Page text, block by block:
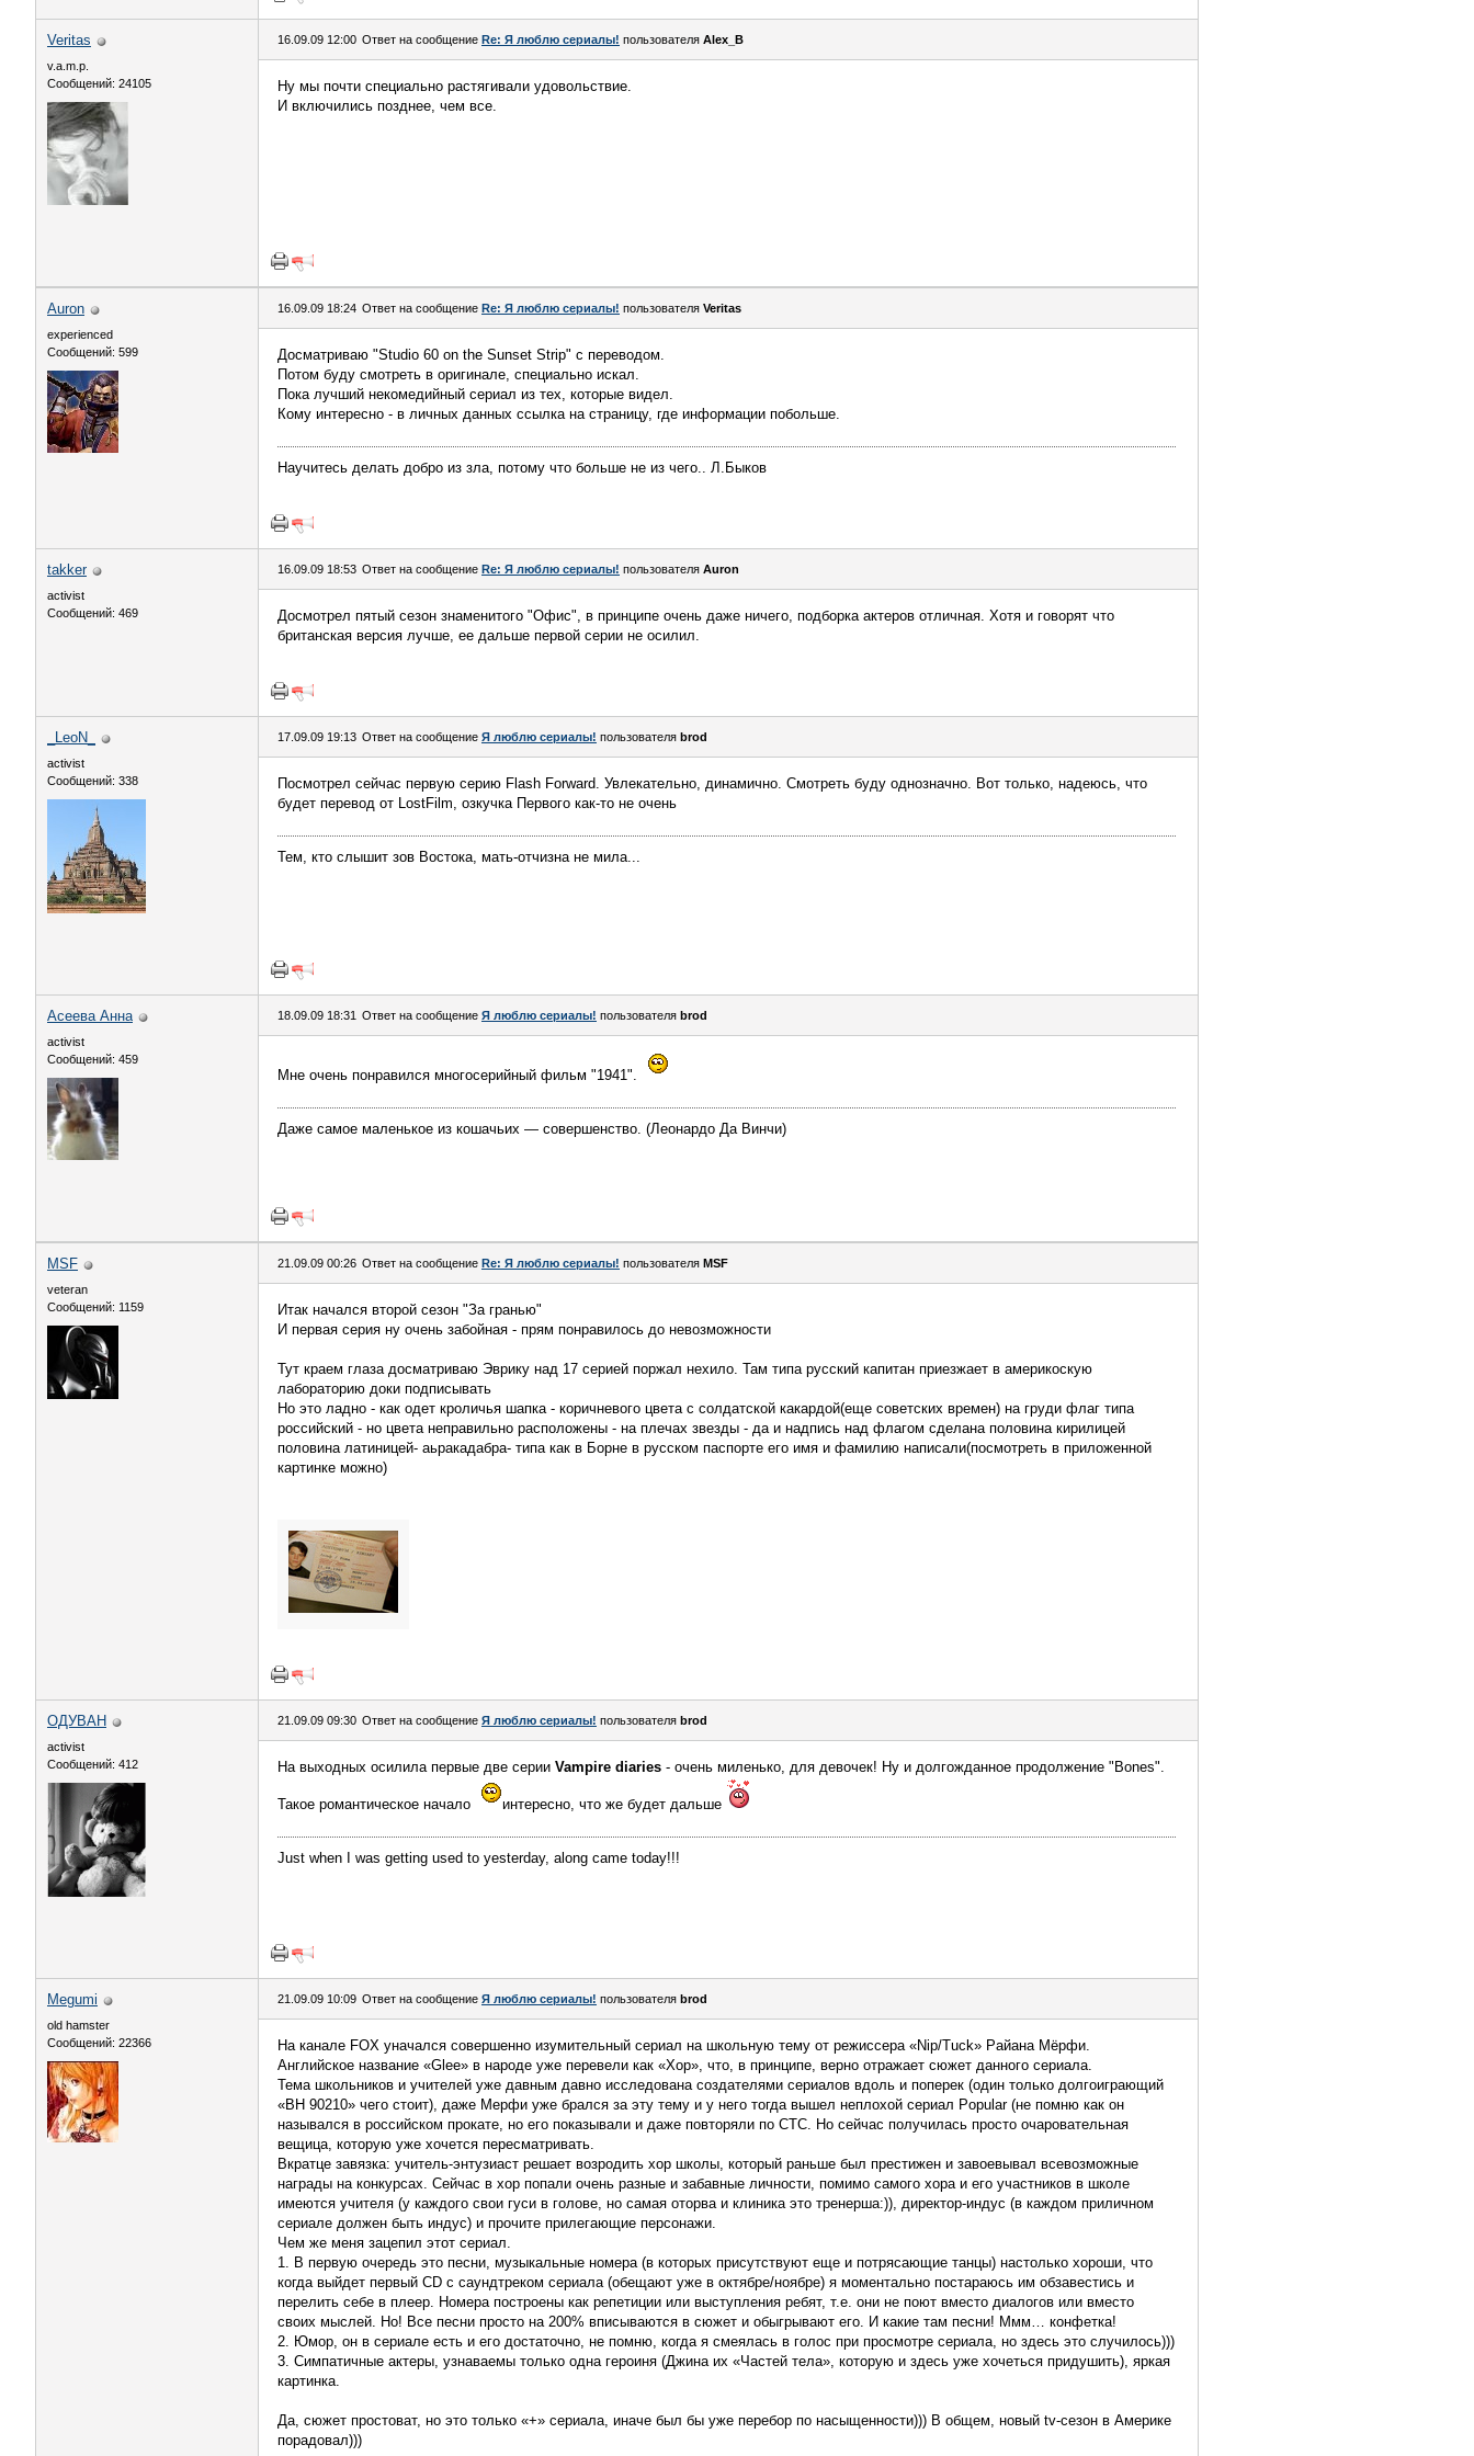
Veritas
v.a.m.p.
Сообщений: 24105
16.09.09 12:00 Ответ на сообщение Re: Я люблю сериалы! пользователя Alex_B
Ну мы почти специально растягивали удовольствие.
И включились позднее, чем все.
Auron
experienced
Сообщений: 599
16.09.09 18:24 Ответ на сообщение Re: Я люблю сериалы! пользователя Veritas
Досматриваю "Studio 60 on the Sunset Strip" с переводом.
Потом буду смотреть в оригинале, специально искал.
Пока лучший некомедийный сериал из тех, которые видел.
Кому интересно - в личных данных ссылка на страницу, где информации побольше.
Научитесь делать добро из зла, потому что больше не из чего.. Л.Быков
takker
activist
Сообщений: 469
16.09.09 18:53 Ответ на сообщение Re: Я люблю сериалы! пользователя Auron
Досмотрел пятый сезон знаменитого "Офис", в принципе очень даже ничего, подборка актеров отличная. Хотя и говорят что
британская версия лучше, ее дальше первой серии не осилил.
_LeoN_
activist
Сообщений: 338
17.09.09 19:13 Ответ на сообщение Я люблю сериалы! пользователя brod
Посмотрел сейчас первую серию Flash Forward. Увлекательно, динамично. Смотреть буду однозначно. Вот только, надеюсь, что
будет перевод от LostFilm, озкучка Первого как-то не очень
Тем, кто слышит зов Востока, мать-отчизна не мила...
Асеева Анна
activist
Сообщений: 459
18.09.09 18:31 Ответ на сообщение Я люблю сериалы! пользователя brod
Мне очень понравился многосерийный фильм "1941".
Даже самое маленькое из кошачьих — совершенство. (Леонардо Да Винчи)
MSF
veteran
Сообщений: 1159
21.09.09 00:26 Ответ на сообщение Re: Я люблю сериалы! пользователя MSF
Итак начался второй сезон "За гранью"
И первая серия ну очень забойная - прям понравилось до невозможности
Тут краем глаза досматриваю Эврику над 17 серией поржал нехило. Там типа русский капитан приезжает в америкоскую
лабораторию доки подписывать
Но это ладно - как одет кроличья шапка - коричневого цвета с солдатской какардой(еще советских времен) на груди флаг типа
российский - но цвета неправильно расположены - на плечах звезды - да и надпись над флагом сделана половина кирилицей
половина латиницей- аьракадабра- типа как в Борне в русском паспорте его имя и фамилию написали(посмотреть в приложенной
картинке можно)
ОДУВАН
activist
Сообщений: 412
21.09.09 09:30 Ответ на сообщение Я люблю сериалы! пользователя brod
На выходных осилила первые две серии Vampire diaries - очень миленько, для девочек! Ну и долгожданное продолжение "Bones".
Такое романтическое начало интересно, что же будет дальше
Just when I was getting used to yesterday, along came today!!!
Megumi
old hamster
Сообщений: 22366
21.09.09 10:09 Ответ на сообщение Я люблю сериалы! пользователя brod
На канале FOX yначался совершенно изумительный сериал на школьную тему от режиссера «Nip/Tuck» Райана Мёрфи.
Английское название «Glee» в народе уже перевели как «Хор», что, в принципе, верно отражает сюжет данного сериала.
Тема школьников и учителей уже давным давно исследована создателями сериалов вдоль и поперек (один только долгоиграющий
«BH 90210» чего стоит), даже Мерфи уже брался за эту тему и у него тогда вышел неплохой сериал Popular (не помню как он
назывался в российском прокате, но его показывали и даже повторяли по СТС. Но сейчас получилась просто очаровательная
вещица, которую уже хочется пересматривать.
Вкратце завязка: учитель-энтузиаст решает возродить хор школы, который раньше был престижен и завоевывал всевозможные
награды на конкурсах. Сейчас в хор попали очень разные и забавные личности, помимо самого хора и его участников в школе
имеются учителя (у каждого свои гуси в голове, но самая оторва и клиника это тренерша:)), директор-индус (в каждом приличном
сериале должен быть индус) и прочите прилегающие персонажи.
Чем же меня зацепил этот сериал.
1. В первую очередь это песни, музыкальные номера (в которых присутствуют еще и потрясающие танцы) настолько хороши, что
когда выйдет первый CD c саундтреком сериала (обещают уже в октябре/ноябре) я моментально постараюсь им обзавестись и
перелить себе в плеер. Номера построены как репетиции или выступления ребят, т.е. они не поют вместо диалогов или вместо
своих мыслей. Но! Все песни просто на 200% вписываются в сюжет и обыгрывают его. И какие там песни! Ммм… конфетка!
2. Юмор, он в сериале есть и его достаточно, не помню, когда я смеялась в голос при просмотре сериала, но здесь это случилось)))
3. Симпатичные актеры, узнаваемы только одна героиня (Джина их «Частей тела», которую и здесь уже хочеться придушить), яркая
картинка.
Да, сюжет простоват, но это только «+» сериала, иначе был бы уже перебор по насыщенности))) В общем, новый tv-сезон в Америке
порадовал)))